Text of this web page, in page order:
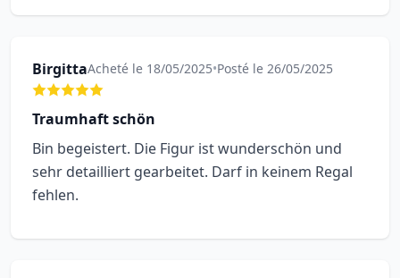
BirgittaAcheté le 18/05/2025•Posté le 26/05/2025
Traumhaft schön
Bin begeistert. Die Figur ist wunderschön und
sehr detailliert gearbeitet. Darf in keinem Regal
fehlen.